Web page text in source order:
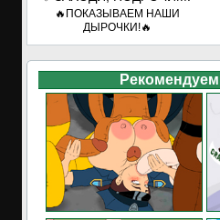
🔥ПОКАЗЫВАЕМ НАШИ
ДЫРОЧКИ!🔥